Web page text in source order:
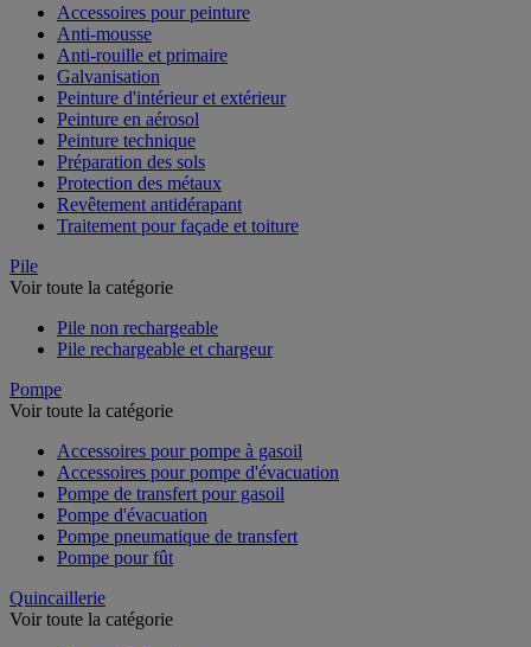
Accessoires pour peinture
Anti-mousse
Anti-rouille et primaire
Galvanisation
Peinture d'intérieur et extérieur
Peinture en aérosol
Peinture technique
Préparation des sols
Protection des métaux
Revêtement antidérapant
Traitement pour façade et toiture
Pile
Voir toute la catégorie
Pile non rechargeable
Pile rechargeable et chargeur
Pompe
Voir toute la catégorie
Accessoires pour pompe à gasoil
Accessoires pour pompe d'évacuation
Pompe de transfert pour gasoil
Pompe d'évacuation
Pompe pneumatique de transfert
Pompe pour fût
Quincaillerie
Voir toute la catégorie